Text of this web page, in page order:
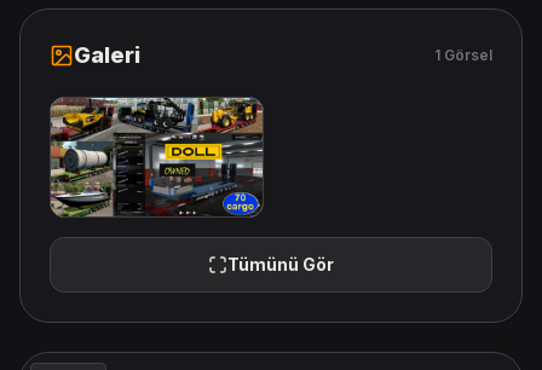
Galeri 1 Görsel
Tümünü Gör